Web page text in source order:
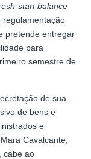
start balance
regulamentação
pretende entregar
para
semestre de
de sua
de bens e
e
Cavalcante,
cabe ao